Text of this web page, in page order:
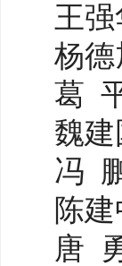
王强
杨德
葛
魏建
冯
陈建
唐